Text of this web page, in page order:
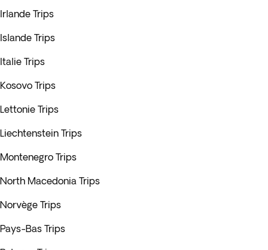
Irlande Trips
Islande Trips
Italie Trips
Kosovo Trips
Lettonie Trips
Liechtenstein Trips
Montenegro Trips
North Macedonia Trips
Norvège Trips
Pays-Bas Trips